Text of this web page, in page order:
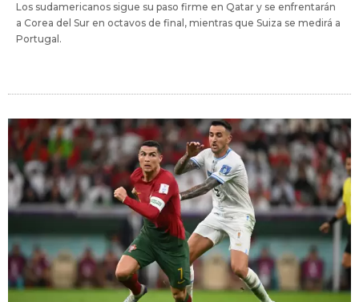
Los sudamericanos sigue su paso firme en Qatar y se enfrentarán
a Corea del Sur en octavos de final, mientras que Suiza se medirá a
Portugal.